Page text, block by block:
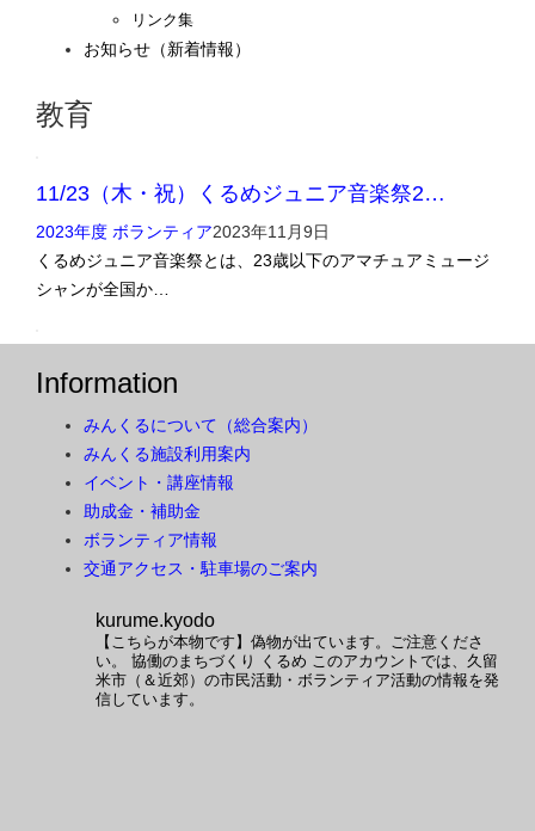
リンク集
お知らせ（新着情報）
教育
11/23（木・祝）くるめジュニア音楽祭2…
2023年度 ボランティア2023年11月9日
くるめジュニア音楽祭とは、23歳以下のアマチュアミュージ
シャンが全国か…
Information
みんくるについて（総合案内）
みんくる施設利用案内
イベント・講座情報
助成金・補助金
ボランティア情報
交通アクセス・駐車場のご案内
kurume.kyodo
【こちらが本物です】偽物が出ています。ご注意くださ
い。
協働のまちづくり くるめ このアカウントでは、久留
米市（＆近郊）の市民活動・ボランティア活動の情報を発
信しています。